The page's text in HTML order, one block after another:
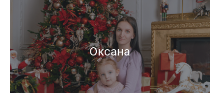
Оксана